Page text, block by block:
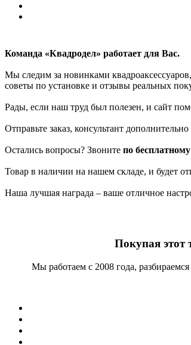
Команда «Квадродел» работает для Вас.
Мы следим за новинками
советы по установке и отзывы реальных
Рады, если наш труд был полезен, и сайт
Отправьте заказ, консультант
Остались вопросы? Звоните по
Товар в наличии на нашем складе, и будет
Наша лучшая награда – ваше отличное
Покупая этот
Мы работаем с 2008 года,